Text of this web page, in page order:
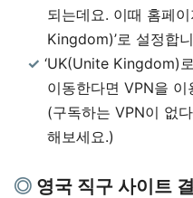
되는데요. 이때 홈페
Kingdom)’로 설정합
‘UK(Unite Kingdom)
이동한다면 VPN을 이
(구독하는 VPN이 없
해보세요.)
영국 직구 사이트